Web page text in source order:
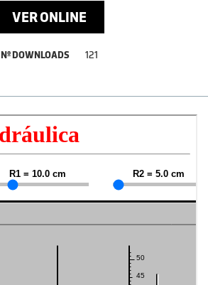
VER ONLINE
Nº DOWNLOADS 121